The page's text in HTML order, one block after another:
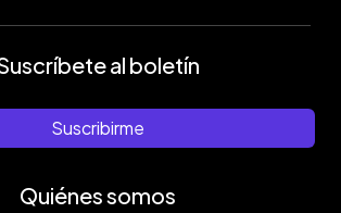
al boletín
Suscribirme
Quiénes somos